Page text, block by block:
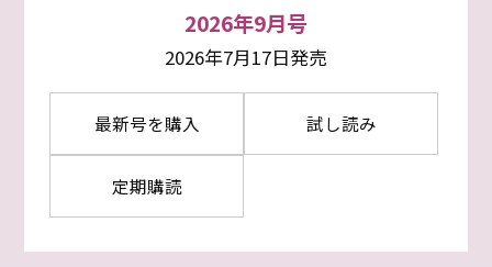
2026年9月号
2026年7月17日発売
最新号を購入 試し読み
定期購読